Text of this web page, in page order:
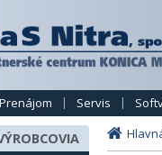
Prenájom Servis